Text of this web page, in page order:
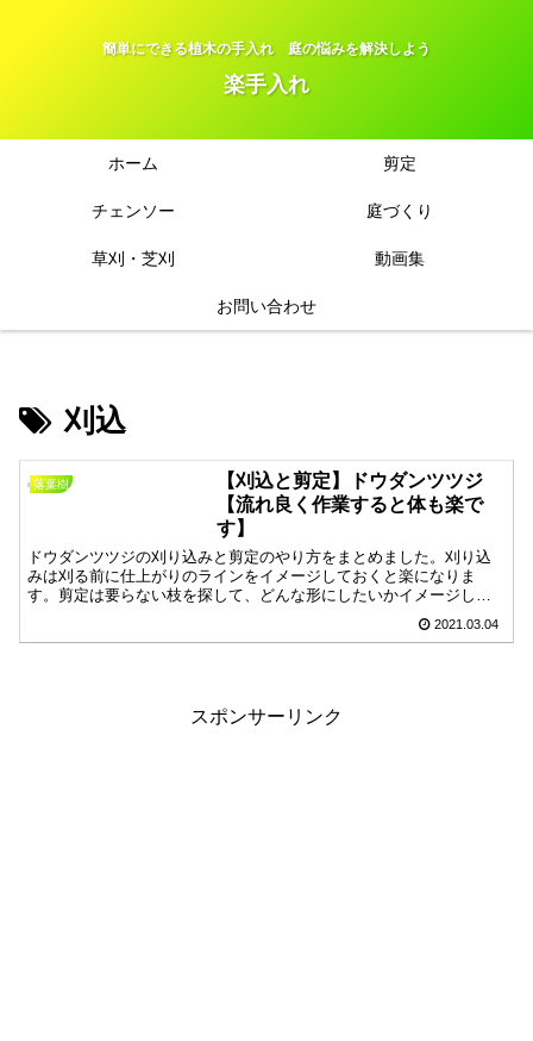
簡単にできる植木の手入れ 庭の悩みを解決しよう
楽手入れ
ホーム 剪定
チェンソー 庭づくり
草刈・芝刈 動画集
お問い合わせ
刈込
落葉樹
【刈込と剪定】ドウダンツツジ
【流れ良く作業すると体も楽で
す】
ドウダンツツジの刈り込みと剪定のやり方をまとめました。刈り込
みは刈る前に仕上がりのラインをイメージしておくと楽になりま
す。剪定は要らない枝を探して、どんな形にしたいかイメージして
おきます。どちらも作業の流れが決まるので、後が楽になります。
作業の流れを良くすると、体の疲れ具合も精神的にも楽になりま
2021.03.04
スポンサーリンク